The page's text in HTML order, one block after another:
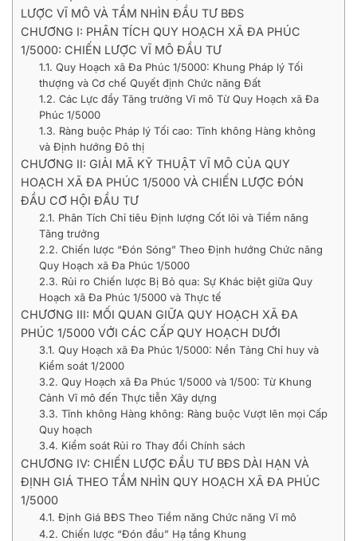
LƯỢC VĨ MÔ VÀ TẦM NHÌN ĐẦU TƯ BĐS
CHƯƠNG I: PHÂN TÍCH QUY HOẠCH XÃ ĐA PHÚC
1/5000: CHIẾN LƯỢC VĨ MÔ ĐẦU TƯ
1.1. Quy Hoạch xã Đa Phúc 1/5000: Khung Pháp lý Tối
thượng và Cơ chế Quyết định Chức năng Đất
1.2. Các Lực đẩy Tăng trưởng Vĩ mô Từ Quy Hoạch xã Đa
Phúc 1/5000
1.3. Ràng buộc Pháp lý Tối cao: Tĩnh không Hàng không
và Định hướng Đô thị
CHƯƠNG II: GIẢI MÃ KỸ THUẬT VĨ MÔ CỦA QUY
HOẠCH XÃ ĐA PHÚC 1/5000 VÀ CHIẾN LƯỢC ĐÓN
ĐẦU CƠ HỘI ĐẦU TƯ
2.1. Phân Tích Chỉ tiêu Định lượng Cốt lõi và Tiềm năng
Tăng trưởng
2.2. Chiến lược “Đón Sóng” Theo Định hướng Chức năng
Quy Hoạch xã Đa Phúc 1/5000
2.3. Rủi ro Chiến lược Bị Bỏ qua: Sự Khác biệt giữa Quy
Hoạch xã Đa Phúc 1/5000 và Thực tế
CHƯƠNG III: MỐI QUAN GIỮA QUY HOẠCH XÃ ĐA
PHÚC 1/5000 VỚI CÁC CẤP QUY HOẠCH DƯỚI
3.1. Quy Hoạch xã Đa Phúc 1/5000: Nền Tảng Chỉ huy và
Kiểm soát 1/2000
3.2. Quy Hoạch xã Đa Phúc 1/5000 và 1/500: Từ Khung
Cảnh Vĩ mô đến Thực tiễn Xây dựng
3.3. Tĩnh không Hàng không: Ràng buộc Vượt lên mọi Cấp
Quy hoạch
3.4. Kiểm soát Rủi ro Thay đổi Chính sách
CHƯƠNG IV: CHIẾN LƯỢC ĐẦU TƯ BĐS DÀI HẠN VÀ
ĐỊNH GIÁ THEO TẦM NHÌN QUY HOẠCH XÃ ĐA PHÚC
1/5000
4.1. Định Giá BĐS Theo Tiềm năng Chức năng Vĩ mô
4.2. Chiến lược “Đón đầu” Hạ tầng Khung